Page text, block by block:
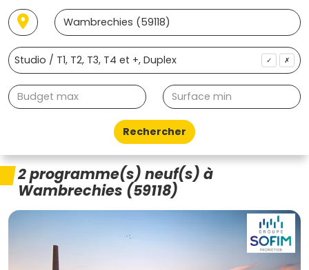
✓ ✗
Rechercher
2 programme(s) neuf(s) à
Wambrechies (59118)